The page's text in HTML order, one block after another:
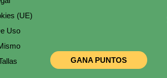
(UE)
Uso
GANA PUNTOS